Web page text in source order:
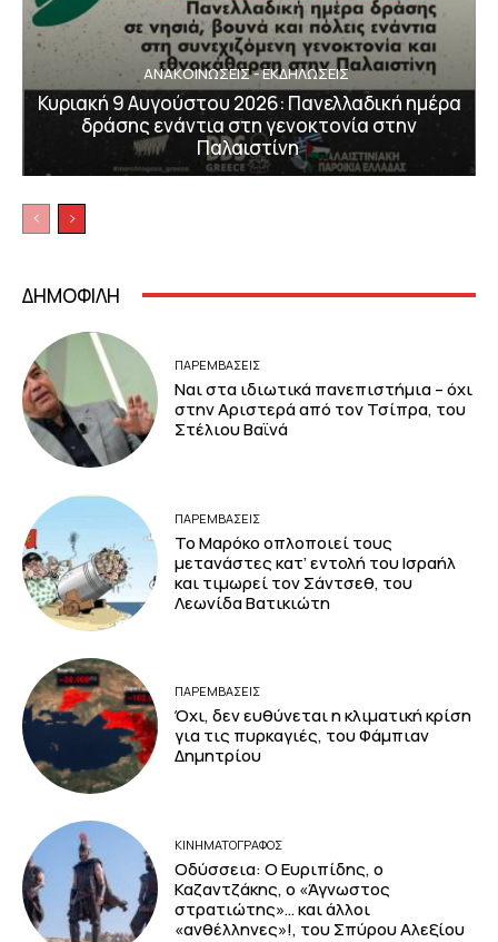
ΑΝΑΚΟΙΝΩΣΕΙΣ - ΕΚΔΗΛΩΣΕΙΣ
Κυριακή 9 Αυγούστου 2026: Πανελλαδική ημέρα
δράσης ενάντια στη γενοκτονία στην
Παλαιστίνη
ΔΗΜΟΦΙΛΗ
ΠΑΡΕΜΒΑΣΕΙΣ
Ναι στα ιδιωτικά πανεπιστήμια – όχι
στην Αριστερά από τον Τσίπρα, του
Στέλιου Βαϊνά
ΠΑΡΕΜΒΑΣΕΙΣ
Το Μαρόκο οπλοποιεί τους
μετανάστες κατ’ εντολή του Ισραήλ
και τιμωρεί τον Σάντσεθ, του
Λεωνίδα Βατικιώτη
ΠΑΡΕΜΒΑΣΕΙΣ
Όχι, δεν ευθύνεται η κλιματική κρίση
για τις πυρκαγιές, του Φάμπιαν
Δημητρίου
ΚΙΝΗΜΑΤΟΓΡΆΦΟΣ
Οδύσσεια: Ο Ευριπίδης, ο
Καζαντζάκης, ο «Άγνωστος
στρατιώτης»… και άλλοι
«ανθέλληνες»!, του Σπύρου Αλεξίου